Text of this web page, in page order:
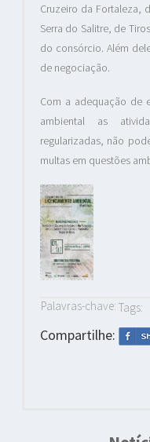
Cruzeiro da Fortaleza,
Serra do Salitre, de
do consórcio. Além
de negociação.
Com a adequação de
ambiental as
regularizadas, não
multas em questões
Palavras-chave: Tags:
Compartilhe: